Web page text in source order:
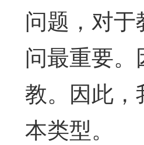
问题，对
问最重要
教。因此
本类型。